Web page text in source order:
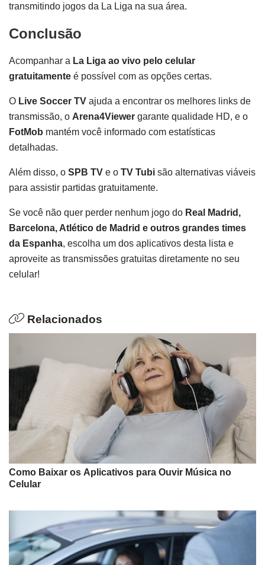
transmitindo jogos da La Liga na sua área.
Conclusão
Acompanhar a La Liga ao vivo pelo celular
gratuitamente é possível com as opções certas.
O Live Soccer TV ajuda a encontrar os melhores links de
transmissão, o Arena4Viewer garante qualidade HD, e o
FotMob mantém você informado com estatísticas
detalhadas.
Além disso, o SPB TV e o TV Tubi são alternativas viáveis
para assistir partidas gratuitamente.
Se você não quer perder nenhum jogo do Real Madrid,
Barcelona, Atlético de Madrid e outros grandes times
da Espanha, escolha um dos aplicativos desta lista e
aproveite as transmissões gratuitas diretamente no seu
celular!
Relacionados
Como Baixar os Aplicativos para Ouvir Música no
Celular